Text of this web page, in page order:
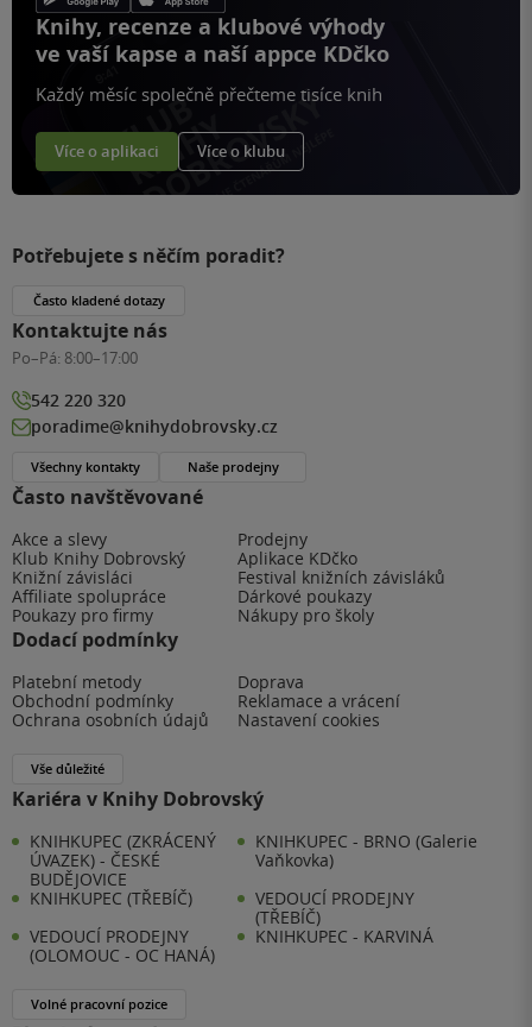
Knihy, recenze a klubové výhody
ve vaší kapse a naší appce KDčko
Každý měsíc společně přečteme tisíce knih
Více o aplikaci Více o klubu
Často navštěvované
Akce a slevy
Prodejny
Klub Knihy Dobrovský
Aplikace KDčko
Knižní závisláci
Festival knižních závisláků
Affiliate spolupráce
Dárkové poukazy
Poukazy pro firmy
Nákupy pro školy
Dodací podmínky
Platební metody
Doprava
Obchodní podmínky
Reklamace a vrácení
Ochrana osobních údajů
Nastavení cookies
Vše důležité
Kariéra v Knihy Dobrovský
KNIHKUPEC (ZKRÁCENÝ
ÚVAZEK) - ČESKÉ
BUDĚJOVICE
KNIHKUPEC - BRNO (Galerie
Vaňkovka)
KNIHKUPEC (TŘEBÍČ)
VEDOUCÍ PRODEJNY
(TŘEBÍČ)
VEDOUCÍ PRODEJNY
(OLOMOUC - OC HANÁ)
KNIHKUPEC - KARVINÁ
Volné pracovní pozice
Potřebujete s něčím poradit?
Často kladené dotazy
Kontaktujte nás
Po–Pá: 8:00–17:00
542 220 320
poradime@knihydobrovsky.cz
Všechny kontakty Naše prodejny